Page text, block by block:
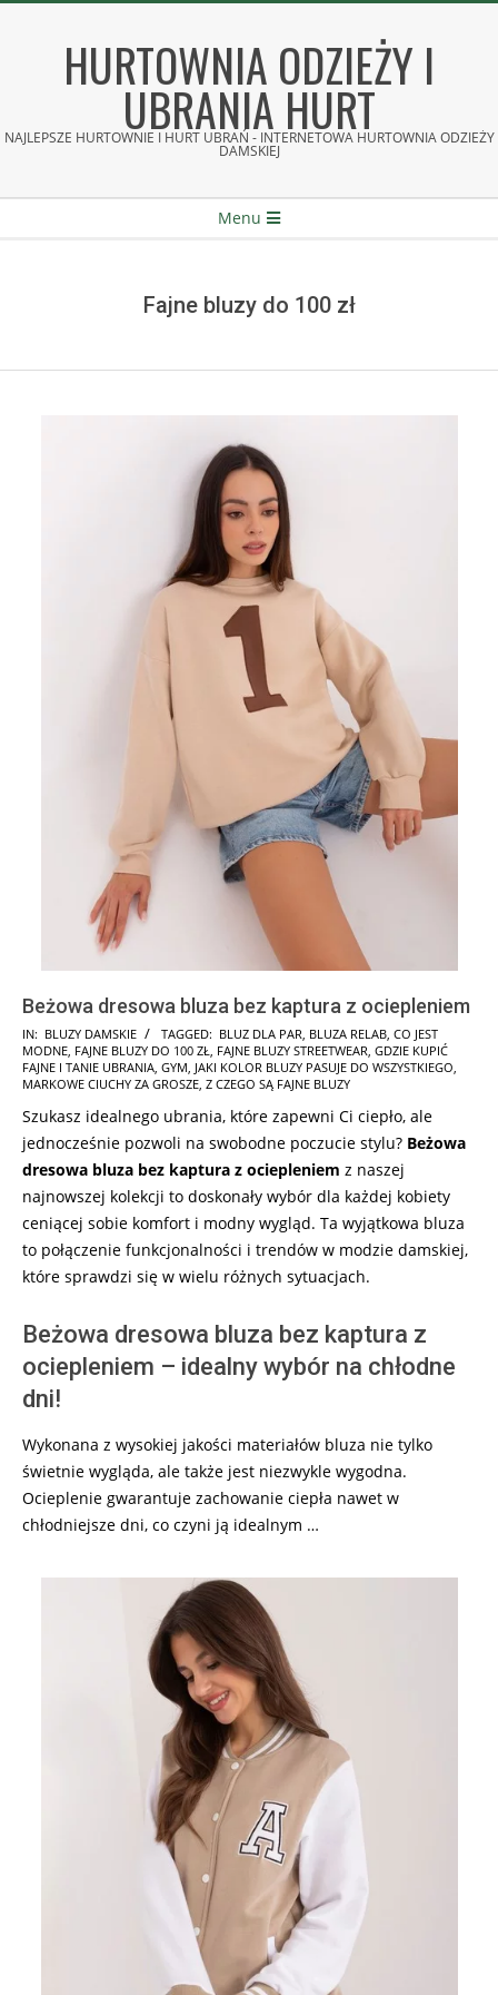
HURTOWNIA ODZIEŻY I
UBRANIA HURT
NAJLEPSZE HURTOWNIE I HURT UBRAŃ - INTERNETOWA HURTOWNIA ODZIEŻY
DAMSKIEJ
Menu
Fajne bluzy do 100 zł
Beżowa dresowa bluza bez kaptura z ociepleniem
2024-
09-
14
IN: BLUZY DAMSKIE TAGGED: BLUZ DLA PAR, BLUZA RELAB, CO JEST
MODNE, FAJNE BLUZY DO 100 ZŁ, FAJNE BLUZY STREETWEAR, GDZIE KUPIĆ
FAJNE I TANIE UBRANIA, GYM, JAKI KOLOR BLUZY PASUJE DO WSZYSTKIEGO,
MARKOWE CIUCHY ZA GROSZE, Z CZEGO SĄ FAJNE BLUZY
Szukasz idealnego ubrania, które zapewni Ci ciepło, ale
jednocześnie pozwoli na swobodne poczucie stylu? Beżowa
dresowa bluza bez kaptura z ociepleniem z naszej
najnowszej kolekcji to doskonały wybór dla każdej kobiety
ceniącej sobie komfort i modny wygląd. Ta wyjątkowa bluza
to połączenie funkcjonalności i trendów w modzie damskiej,
które sprawdzi się w wielu różnych sytuacjach.
Beżowa dresowa bluza bez kaptura z
ociepleniem – idealny wybór na chłodne
dni!
Wykonana z wysokiej jakości materiałów bluza nie tylko
świetnie wygląda, ale także jest niezwykle wygodna.
Ocieplenie gwarantuje zachowanie ciepła nawet w
chłodniejsze dni, co czyni ją idealnym …